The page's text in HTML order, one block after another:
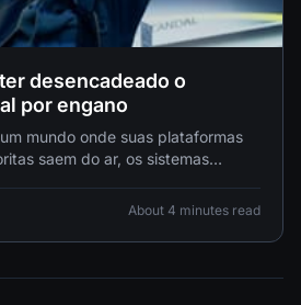
desencadeado o
por engano
mundo onde suas plataformas
saem do ar, os sistemas
About 4 minutes read